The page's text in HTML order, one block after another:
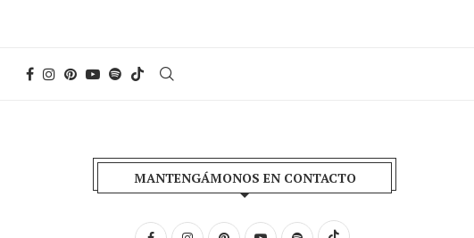
MANTENGÁMONOS EN CONTACTO